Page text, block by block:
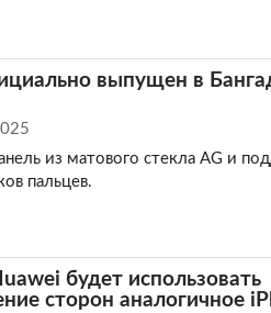
выпущен в
из матового стекла AG и
пальцев.
будет использовать
сторон аналогичное